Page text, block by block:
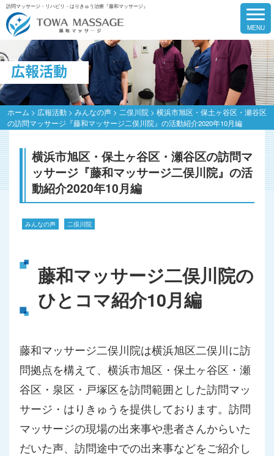
訪問マッサージ・リハビリ・はりきゅう治療『藤和マッサージ』
広報活動
ホーム > 広報活動> みんなの声> 二俣川院> 横浜市旭区・保土ヶ谷区・瀬谷区
の訪問マッサージ『藤和マッサージ二俣川院』の活動紹介2020年10月編
横浜市旭区・保土ヶ谷区・瀬谷区の訪問マ
ッサージ『藤和マッサージ二俣川院』の活
動紹介2020年10月編
みんなの声 二俣川院
藤和マッサージ二俣川院の
ひとコマ紹介10月編
藤和マッサージ二俣川院は横浜旭区二俣川に訪
問拠点を構えて、横浜市旭区・保土ヶ谷区・瀬
谷区・泉区・戸塚区を訪問範囲とした訪問マッ
サージ・はりきゅうを提供しております。訪問
マッサージの現場の出来事や患者さんからいた
だいた声、訪問途中での出来事などをご紹介し